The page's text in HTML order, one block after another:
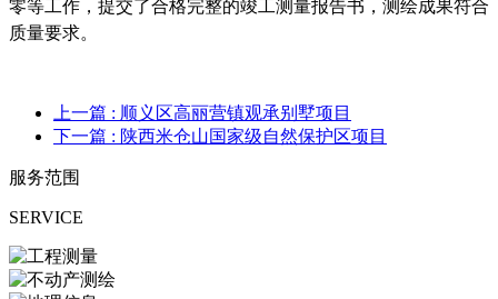
零等工作，提交了合格完整的竣工测量报告书，测绘成果符合
质量要求。
上一篇 : 顺义区高丽营镇观承别墅项目
下一篇 : 陕西米仓山国家级自然保护区项目
服务范围
SERVICE